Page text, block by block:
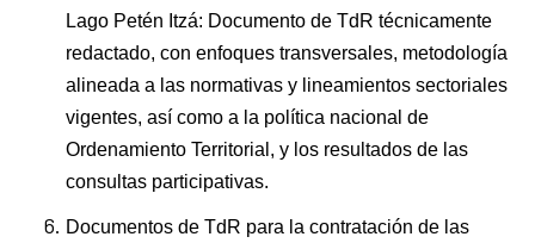
Lago Petén Itzá: Documento de TdR técnicamente
redactado, con enfoques transversales, metodología
alineada a las normativas y lineamientos sectoriales
vigentes, así como a la política nacional de
Ordenamiento Territorial, y los resultados de las
consultas participativas.
Documentos de TdR para la contratación de las